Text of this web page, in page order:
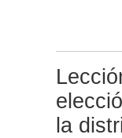
la